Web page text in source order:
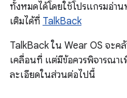
ทั้งหมดได้โดยใช้โปรแกรมอ่า
เติมได้ที่ TalkBack
TalkBack ใน Wear OS จะ
เคลื่อนที่ แต่มีข้อควรพิจารณา
ละเอียดในส่วนต่อไปนี้